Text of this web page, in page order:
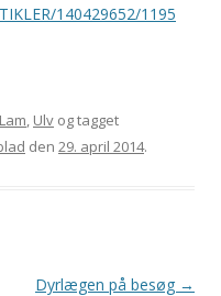
140429652/1195
Lam, Ulv og tagget
den 29. april 2014.
Dyrlægen på besøg →